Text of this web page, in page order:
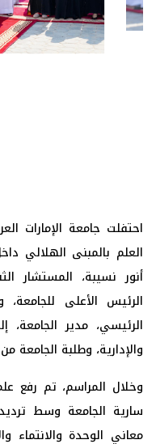
احتفلت جامعة الإمارات
العلم بالمبنى الهلالي
أنور نسيبة، المستشار
الرئيس الأعلى
الرئيسي، مدير الجامعة،
والإدارية، وطلبة الجامعة
وخلال المراسم، تم رفع
سارية الجامعة وسط
معاني الوحدة والانتماء